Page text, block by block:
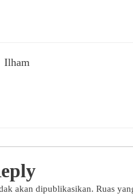
Ilham
akan dipublikasikan. Ruas